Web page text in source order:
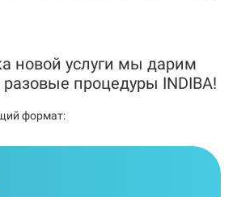
новой услуги мы дарим
разовые процедуры INDIBA!
формат: